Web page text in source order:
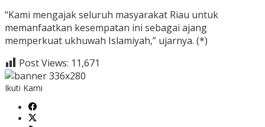
“Kami mengajak seluruh masyarakat Riau untuk
memanfaatkan kesempatan ini sebagai ajang
memperkuat ukhuwah Islamiyah,” ujarnya. (*)
Post Views: 11,671
Ikuti Kami